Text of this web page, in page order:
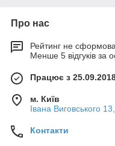
Про нас
Рейтинг не
Менше 5 відгуків за
Працює з
м. Київ
Івана Виговського
Контакти